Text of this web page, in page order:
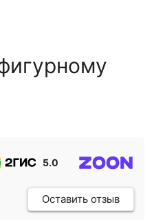
5.0
Оставить отзыв